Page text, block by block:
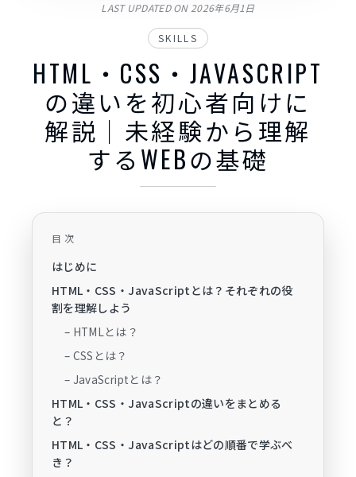
LAST UPDATED ON 2026年6月1日
SKILLS
HTML・CSS・JAVASCRIPT
の違いを初心者向けに
解説｜未経験から理解
するWEBの基礎
目次
はじめに
HTML・CSS・JavaScriptとは？それぞれの役
割を理解しよう
– HTMLとは？
– CSSとは？
– JavaScriptとは？
HTML・CSS・JavaScriptの違いをまとめる
と？
HTML・CSS・JavaScriptはどの順番で学ぶべ
き？